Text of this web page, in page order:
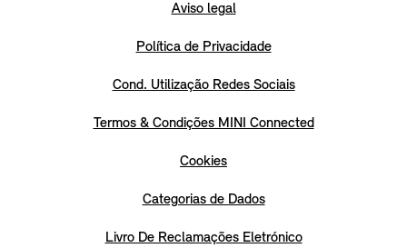
Aviso legal
Política de Privacidade
Cond. Utilização Redes Sociais
Termos & Condições MINI Connected
Cookies
Categorias de Dados
Livro De Reclamações Eletrónico